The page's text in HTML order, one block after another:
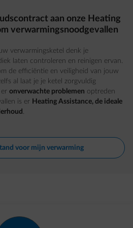
aan onze Heating
verwarmingsnoodgevallen
verwarmingsketel denk je
laten controleren en reinigen ervan.
de efficiëntie en veiligheid van jouw
al laat je je ketel zorgvuldig
onverwachte problemen optreden
is er Heating Assistance, de ideale
.
voor mijn verwarming